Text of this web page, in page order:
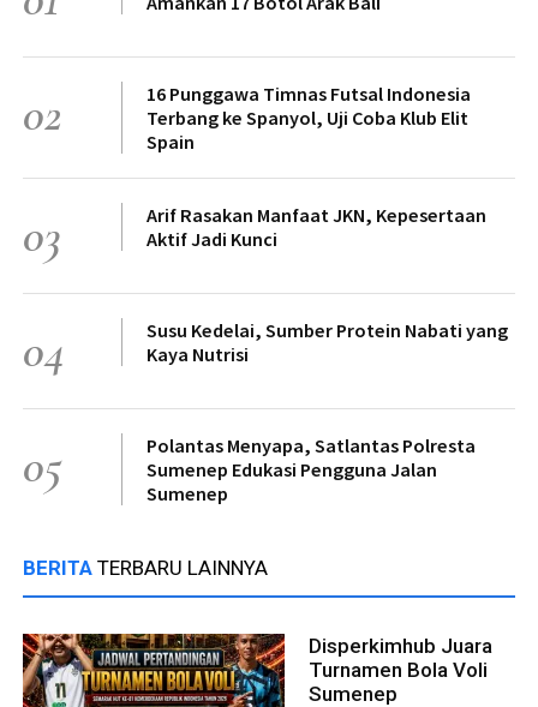
02
16 Punggawa Timnas Futsal Indonesia
Terbang ke Spanyol, Uji Coba Klub Elit
Spain
03
Arif Rasakan Manfaat JKN, Kepesertaan
Aktif Jadi Kunci
04
Susu Kedelai, Sumber Protein Nabati yang
Kaya Nutrisi
05
Polantas Menyapa, Satlantas Polresta
Sumenep Edukasi Pengguna Jalan
Sumenep
BERITA TERBARU LAINNYA
Disperkimhub Juara
Turnamen Bola Voli
Sumenep